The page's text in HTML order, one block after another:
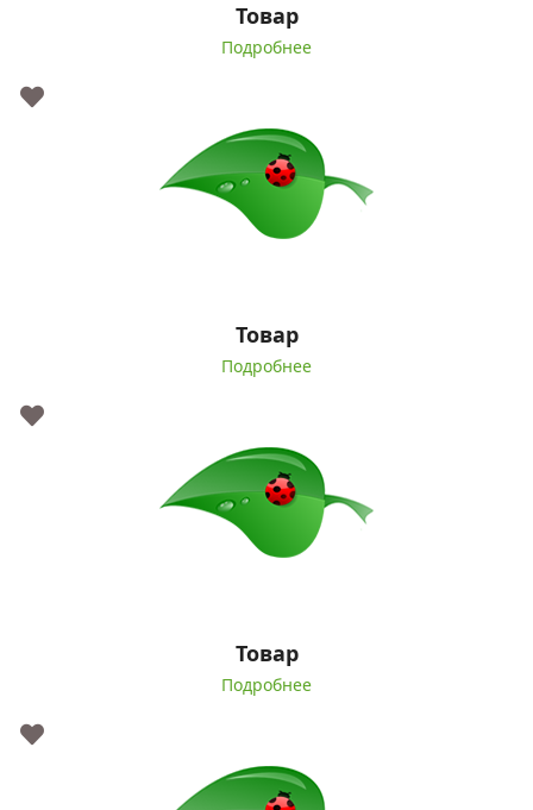
Товар
Подробнее
Товар
Подробнее
Товар
Подробнее